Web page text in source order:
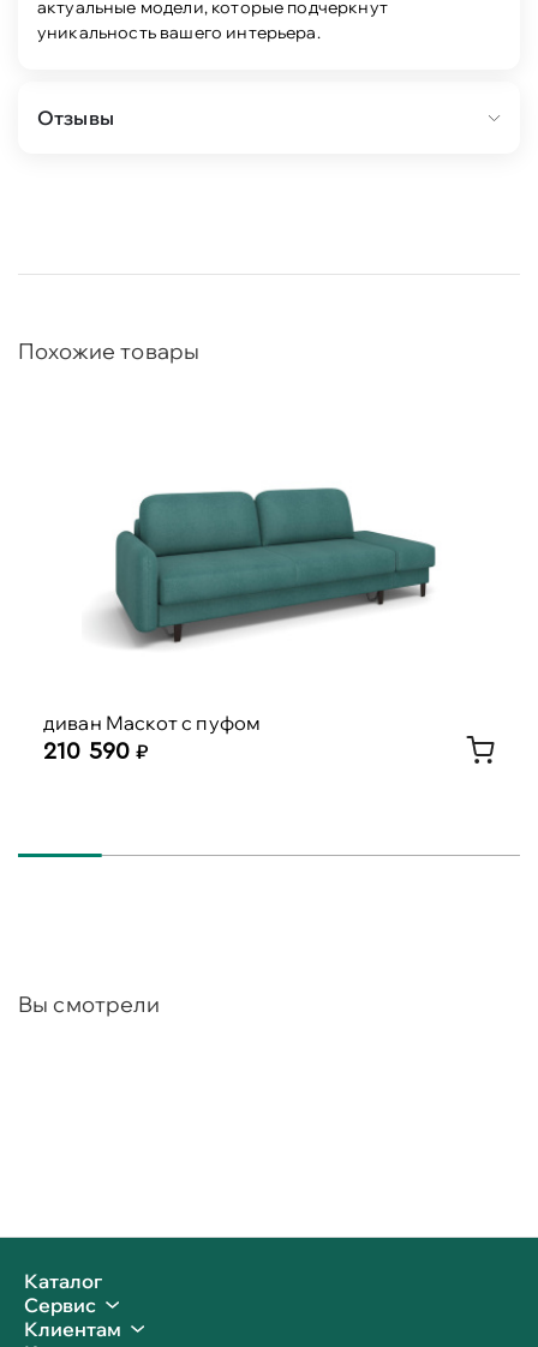
актуальные модели, которые подчеркнут
уникальность вашего интерьера.
Отзывы
Похожие товары
диван Маскот с пуфом
210 590
Вы смотрели
Каталог
Сервис
Клиентам